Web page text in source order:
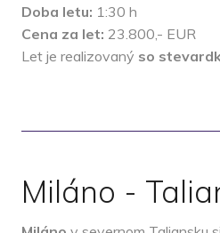
Doba letu: 1:30 h
Cena za let: 23.800,- EUR
Let je realizovaný so
Miláno -